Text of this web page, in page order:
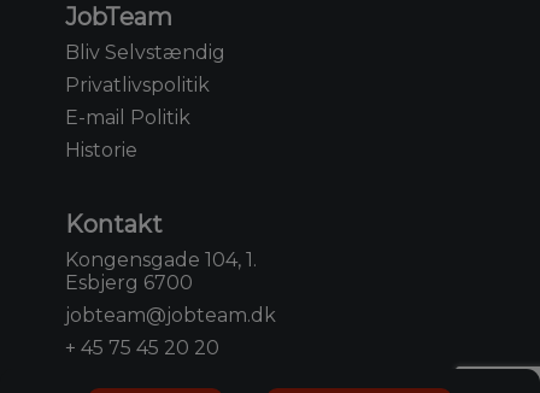
JobTeam
Bliv Selvstændig
Privatlivspolitik
E-mail Politik
Historie
Kontakt
Kongensgade 104, 1.
Esbjerg 6700
jobteam@jobteam.dk
+ 45 75 45 20 20